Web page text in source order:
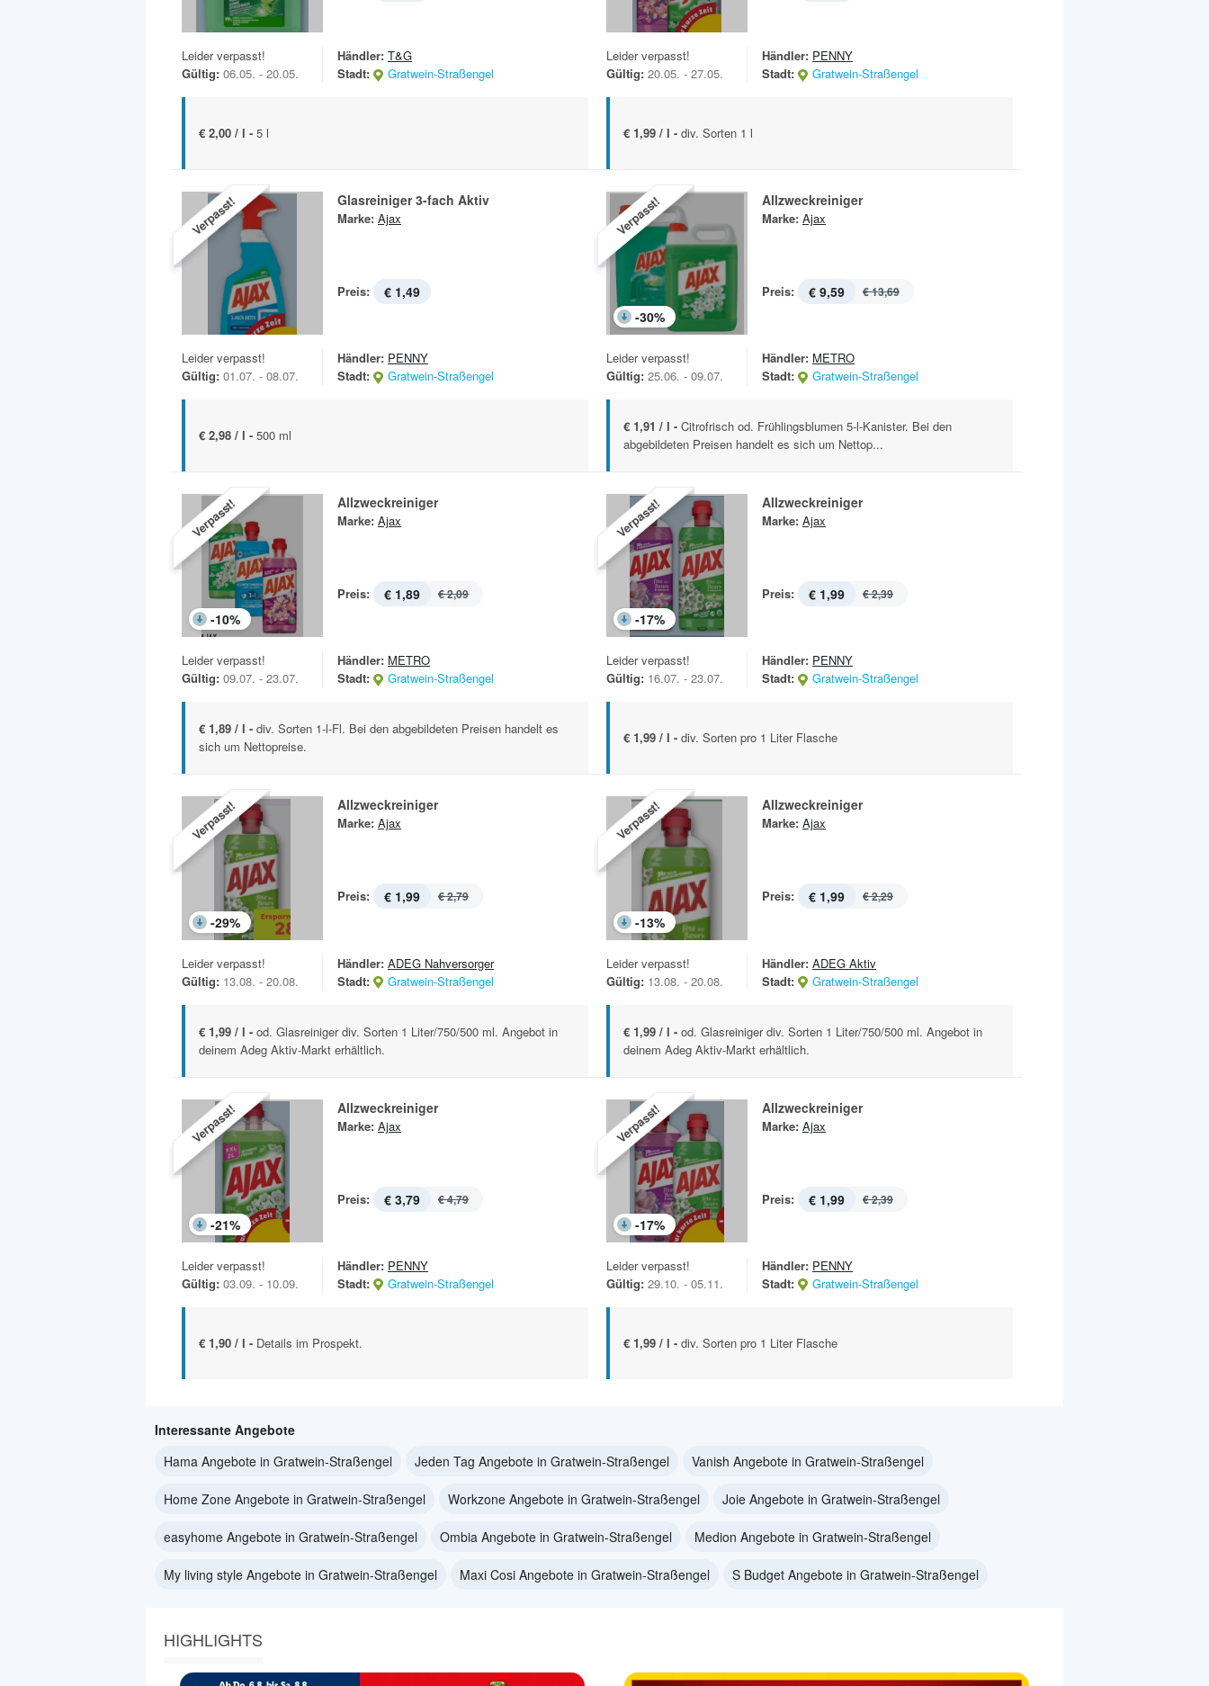
Leider verpasst!
Gültig: 06.05. - 20.05.
Händler: T&G
Stadt:
Gratwein-Straßengel
€ 2,00 / l - 5 l
Leider verpasst!
Gültig: 20.05. - 27.05.
Händler: PENNY
Stadt:
Gratwein-Straßengel
€ 1,99 / l - div. Sorten 1 l
Verpasst! Glasreiniger 3-fach Aktiv
Marke: Ajax
Preis: € 1,49
Leider verpasst!
Gültig: 01.07. - 08.07.
Händler: PENNY
Stadt:
Gratwein-Straßengel
€ 2,98 / l - 500 ml
Verpasst!
-30%
Allzweckreiniger
Marke: Ajax
Preis: € 9,59 € 13,69
Leider verpasst!
Gültig: 25.06. - 09.07.
Händler: METRO
Stadt:
Gratwein-Straßengel
€ 1,91 / l - Citrofrisch od. Frühlingsblumen 5-l-Kanister. Bei den
abgebildeten Preisen handelt es sich um Nettop...
Verpasst!
-10%
Allzweckreiniger
Marke: Ajax
Preis: € 1,89 € 2,09
Leider verpasst!
Gültig: 09.07. - 23.07.
Händler: METRO
Stadt:
Gratwein-Straßengel
€ 1,89 / l - div. Sorten 1-l-Fl. Bei den abgebildeten Preisen handelt es
sich um Nettopreise.
Verpasst!
-17%
Allzweckreiniger
Marke: Ajax
Preis: € 1,99 € 2,39
Leider verpasst!
Gültig: 16.07. - 23.07.
Händler: PENNY
Stadt:
Gratwein-Straßengel
€ 1,99 / l - div. Sorten pro 1 Liter Flasche
Verpasst!
-29%
Allzweckreiniger
Marke: Ajax
Preis: € 1,99 € 2,79
Leider verpasst!
Gültig: 13.08. - 20.08.
Händler: ADEG Nahversorger
Stadt:
Gratwein-Straßengel
€ 1,99 / l - od. Glasreiniger div. Sorten 1 Liter/750/500 ml. Angebot in
deinem Adeg Aktiv-Markt erhältlich.
Verpasst!
-13%
Allzweckreiniger
Marke: Ajax
Preis: € 1,99 € 2,29
Leider verpasst!
Gültig: 13.08. - 20.08.
Händler: ADEG Aktiv
Stadt:
Gratwein-Straßengel
€ 1,99 / l - od. Glasreiniger div. Sorten 1 Liter/750/500 ml. Angebot in
deinem Adeg Aktiv-Markt erhältlich.
Verpasst!
-21%
Allzweckreiniger
Marke: Ajax
Preis: € 3,79 € 4,79
Leider verpasst!
Gültig: 03.09. - 10.09.
Händler: PENNY
Stadt:
Gratwein-Straßengel
€ 1,90 / l - Details im Prospekt.
Verpasst!
-17%
Allzweckreiniger
Marke: Ajax
Preis: € 1,99 € 2,39
Leider verpasst!
Gültig: 29.10. - 05.11.
Händler: PENNY
Stadt:
Gratwein-Straßengel
€ 1,99 / l - div. Sorten pro 1 Liter Flasche
Interessante Angebote
Hama Angebote in Gratwein-Straßengel
Jeden Tag Angebote in Gratwein-Straßengel Vanish Angebote in Gratwein-Straßengel
Home Zone Angebote in Gratwein-Straßengel Workzone Angebote in Gratwein-Straßengel Joie Angebote in Gratwein-Straßengel
easyhome Angebote in Gratwein-Straßengel Ombia Angebote in Gratwein-Straßengel Medion Angebote in Gratwein-Straßengel
My living style Angebote in Gratwein-Straßengel Maxi Cosi Angebote in Gratwein-Straßengel S Budget Angebote in Gratwein-Straßengel
HIGHLIGHTS